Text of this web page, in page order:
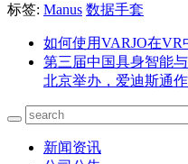
标签: Manus 数据手套
如何使用VARJO在
第三届中国具身智能
北京举办，爱迪斯通
新闻资讯